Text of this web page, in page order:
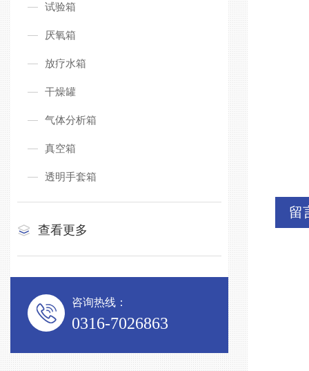
试验箱
厌氧箱
放疗水箱
干燥罐
气体分析箱
真空箱
透明手套箱
查看更多
咨询热线：
0316-7026863
留